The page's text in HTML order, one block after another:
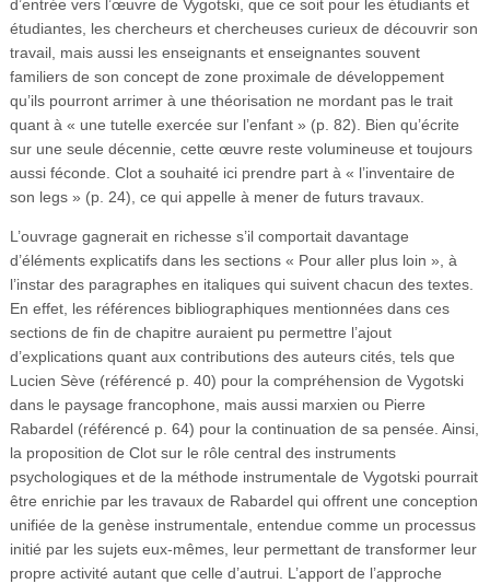
d’entrée vers l’œuvre de Vygotski, que ce soit pour les étudiants et
étudiantes, les chercheurs et chercheuses curieux de découvrir son
travail, mais aussi les enseignants et enseignantes souvent
familiers de son concept de zone proximale de développement
qu’ils pourront arrimer à une théorisation ne mordant pas le trait
quant à « une tutelle exercée sur l’enfant » (p. 82). Bien qu’écrite
sur une seule décennie, cette œuvre reste volumineuse et toujours
aussi féconde. Clot a souhaité ici prendre part à « l’inventaire de
son legs » (p. 24), ce qui appelle à mener de futurs travaux.
L’ouvrage gagnerait en richesse s’il comportait davantage
d’éléments explicatifs dans les sections « Pour aller plus loin », à
l’instar des paragraphes en italiques qui suivent chacun des textes.
En effet, les références bibliographiques mentionnées dans ces
sections de fin de chapitre auraient pu permettre l’ajout
d’explications quant aux contributions des auteurs cités, tels que
Lucien Sève (référencé p. 40) pour la compréhension de Vygotski
dans le paysage francophone, mais aussi marxien ou Pierre
Rabardel (référencé p. 64) pour la continuation de sa pensée. Ainsi,
la proposition de Clot sur le rôle central des instruments
psychologiques et de la méthode instrumentale de Vygotski pourrait
être enrichie par les travaux de Rabardel qui offrent une conception
unifiée de la genèse instrumentale, entendue comme un processus
initié par les sujets eux-mêmes, leur permettant de transformer leur
propre activité autant que celle d’autrui. L’apport de l’approche